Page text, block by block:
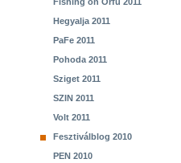
Hegyalja 2011
PaFe 2011
Pohoda 2011
Sziget 2011
SZIN 2011
Volt 2011
Fesztiválblog 2010
PEN 2010